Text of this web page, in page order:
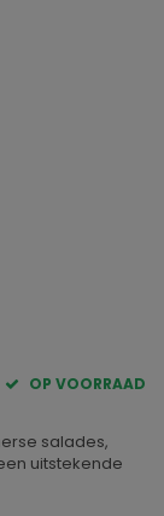
OP VOORRAAD
salades,
uitstekende